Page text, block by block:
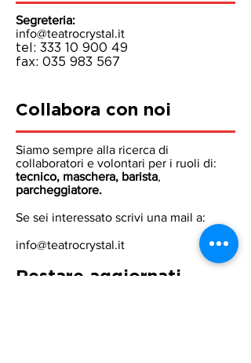
Segreteria:
info@teatrocrystal.it
tel: 333 10 900 49
fax: 035 983 567
Collabora con noi
Siamo sempre alla ricerca di
collaboratori e volontari per i ruoli di:
tecnico, maschera, barista,
parcheggiatore.
Se sei interessato scrivi una mail a:
info@teatrocrystal.it
Restare aggiornati